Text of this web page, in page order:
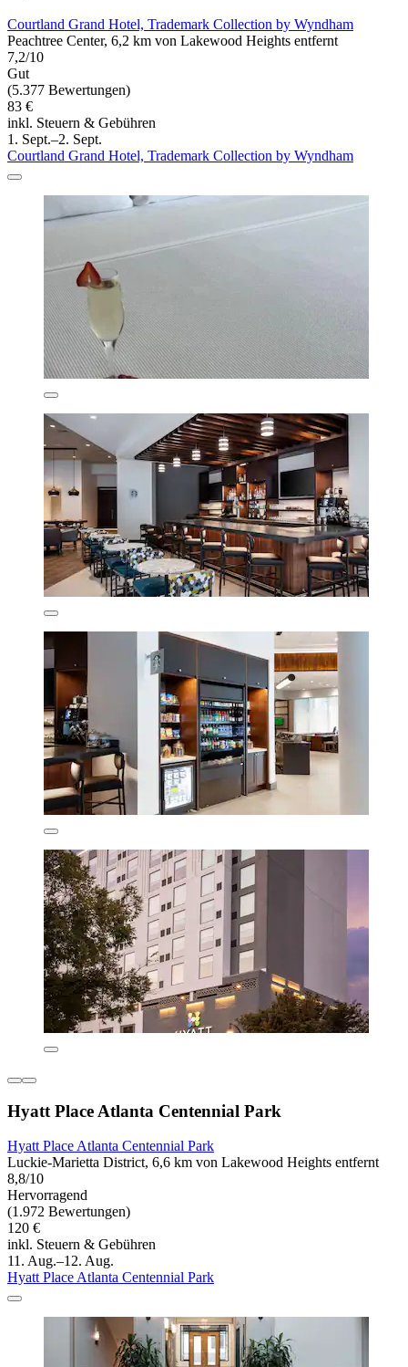
Courtland Grand Hotel, Trademark Collection by Wyndham
Peachtree Center, 6,2 km von Lakewood Heights entfernt
7,2/10
Gut
(5.377 Bewertungen)
83 €
inkl. Steuern & Gebühren
1. Sept.–2. Sept.
Courtland Grand Hotel, Trademark Collection by Wyndham
Hyatt Place Atlanta Centennial Park
Hyatt Place Atlanta Centennial Park
Luckie-Marietta District, 6,6 km von Lakewood Heights entfernt
8,8/10
Hervorragend
(1.972 Bewertungen)
120 €
inkl. Steuern & Gebühren
11. Aug.–12. Aug.
Hyatt Place Atlanta Centennial Park